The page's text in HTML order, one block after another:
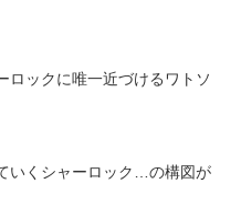
ロックに唯一近づけるワトソ
いくシャーロック…の構図が